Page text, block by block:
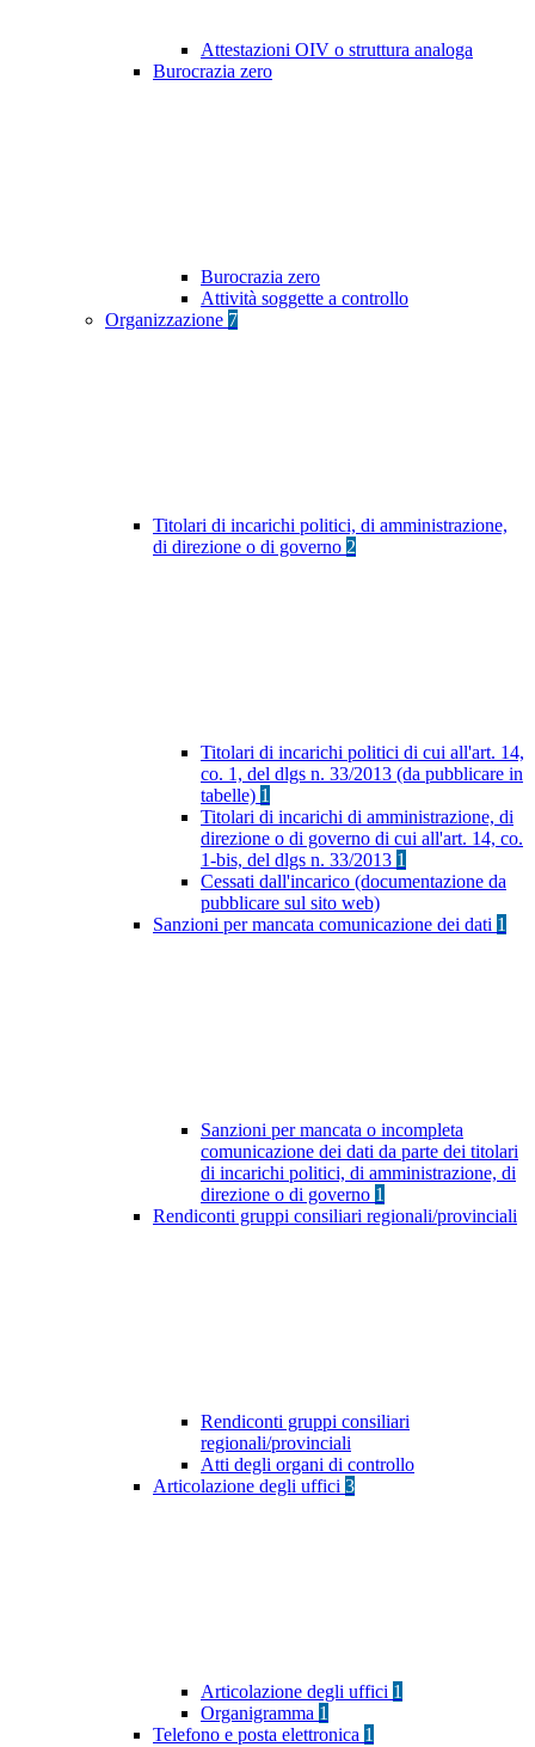
Attestazioni OIV o struttura analoga
Burocrazia zero
Burocrazia zero
Attività soggette a controllo
Organizzazione 7
Titolari di incarichi politici, di amministrazione,
di direzione o di governo 2
Titolari di incarichi politici di cui all'art. 14,
co. 1, del dlgs n. 33/2013 (da pubblicare in
tabelle) 1
Titolari di incarichi di amministrazione, di
direzione o di governo di cui all'art. 14, co.
1-bis, del dlgs n. 33/2013 1
Cessati dall'incarico (documentazione da
pubblicare sul sito web)
Sanzioni per mancata comunicazione dei dati 1
Sanzioni per mancata o incompleta
comunicazione dei dati da parte dei titolari
di incarichi politici, di amministrazione, di
direzione o di governo 1
Rendiconti gruppi consiliari regionali/provinciali
Rendiconti gruppi consiliari
regionali/provinciali
Atti degli organi di controllo
Articolazione degli uffici 3
Articolazione degli uffici 1
Organigramma 1
Telefono e posta elettronica 1